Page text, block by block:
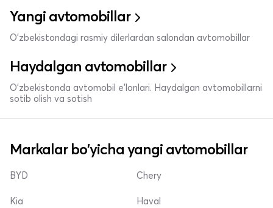
Yangi avtomobillar
O'zbekistondagi rasmiy dilerlardan salondan avtomobillar
Haydalgan avtomobillar
O'zbekistonda avtomobil e’lonlari. Haydalgan avtomobillarni
sotib olish va sotish
Markalar bo'yicha yangi avtomobillar
BYD
Kia
Chery
Haval